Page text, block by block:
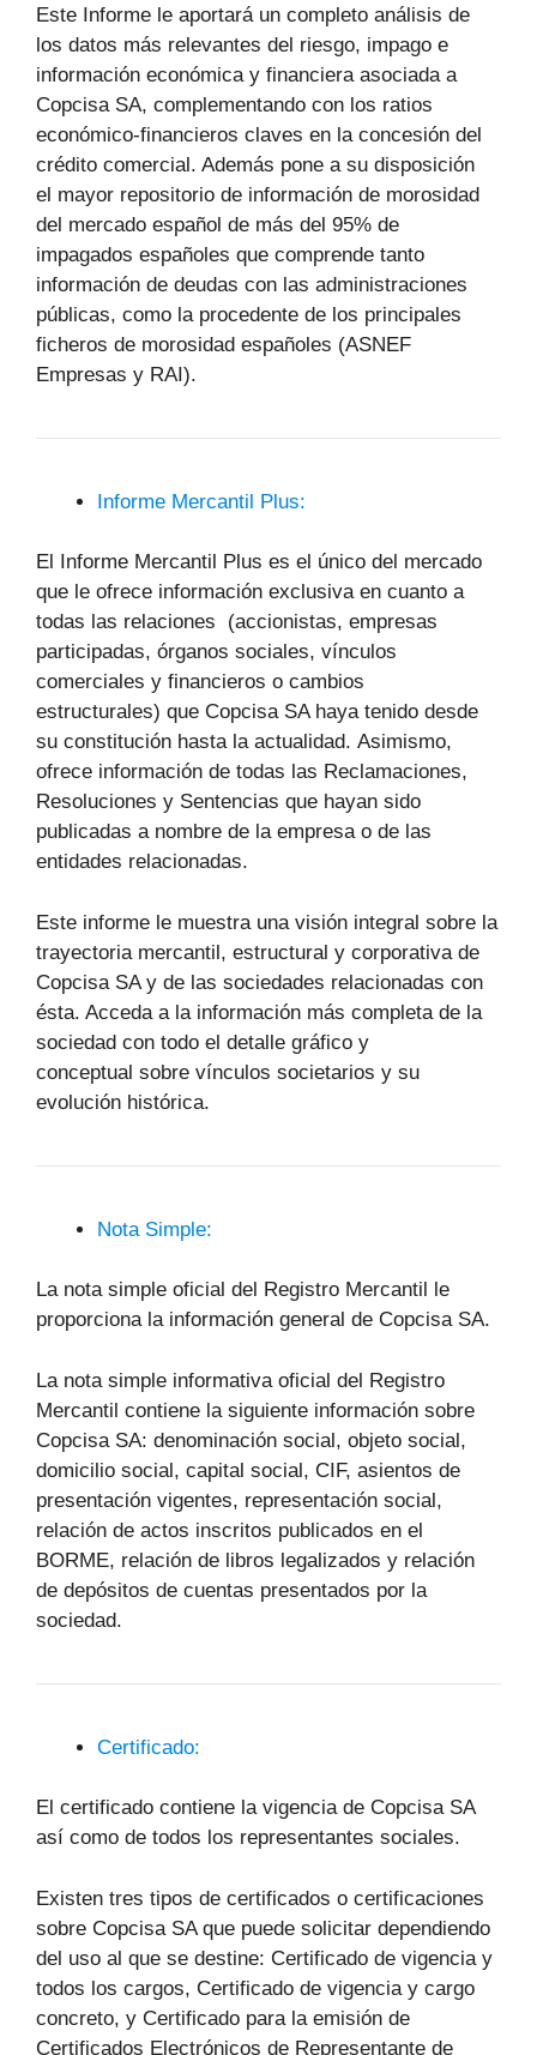
Este Informe le aportará un completo análisis de
los datos más relevantes del riesgo, impago e
información económica y financiera asociada a
Copcisa SA, complementando con los ratios
económico-financieros claves en la concesión del
crédito comercial. Además pone a su disposición
el mayor repositorio de información de morosidad
del mercado español de más del 95% de
impagados españoles que comprende tanto
información de deudas con las administraciones
públicas, como la procedente de los principales
ficheros de morosidad españoles (ASNEF
Empresas y RAI).
Informe Mercantil Plus:
El Informe Mercantil Plus es el único del mercado
que le ofrece información exclusiva en cuanto a
todas las relaciones (accionistas, empresas
participadas, órganos sociales, vínculos
comerciales y financieros o cambios
estructurales) que Copcisa SA haya tenido desde
su constitución hasta la actualidad. Asimismo,
ofrece información de todas las Reclamaciones,
Resoluciones y Sentencias que hayan sido
publicadas a nombre de la empresa o de las
entidades relacionadas.
Este informe le muestra una visión integral sobre la
trayectoria mercantil, estructural y corporativa de
Copcisa SA y de las sociedades relacionadas con
ésta. Acceda a la información más completa de la
sociedad con todo el detalle gráfico y
conceptual sobre vínculos societarios y su
evolución histórica.
Nota Simple:
La nota simple oficial del Registro Mercantil le
proporciona la información general de Copcisa SA.
La nota simple informativa oficial del Registro
Mercantil contiene la siguiente información sobre
Copcisa SA: denominación social, objeto social,
domicilio social, capital social, CIF, asientos de
presentación vigentes, representación social,
relación de actos inscritos publicados en el
BORME, relación de libros legalizados y relación
de depósitos de cuentas presentados por la
sociedad.
Certificado:
El certificado contiene la vigencia de Copcisa SA
así como de todos los representantes sociales.
Existen tres tipos de certificados o certificaciones
sobre Copcisa SA que puede solicitar dependiendo
del uso al que se destine: Certificado de vigencia y
todos los cargos, Certificado de vigencia y cargo
concreto, y Certificado para la emisión de
Certificados Electrónicos de Representante de